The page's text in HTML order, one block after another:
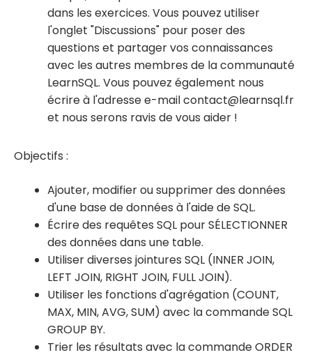
dans les exercices. Vous pouvez utiliser
l'onglet "Discussions" pour poser des
questions et partager vos connaissances
avec les autres membres de la communauté
LearnSQL. Vous pouvez également nous
écrire à l'adresse e-mail contact@learnsql.fr
et nous serons ravis de vous aider !
Objectifs :
Ajouter, modifier ou supprimer des données
d'une base de données à l'aide de SQL.
Écrire des requêtes SQL pour SÉLECTIONNER
des données dans une table.
Utiliser diverses jointures SQL (INNER JOIN,
LEFT JOIN, RIGHT JOIN, FULL JOIN).
Utiliser les fonctions d'agrégation (COUNT,
MAX, MIN, AVG, SUM) avec la commande SQL
GROUP BY.
Trier les résultats avec la commande ORDER